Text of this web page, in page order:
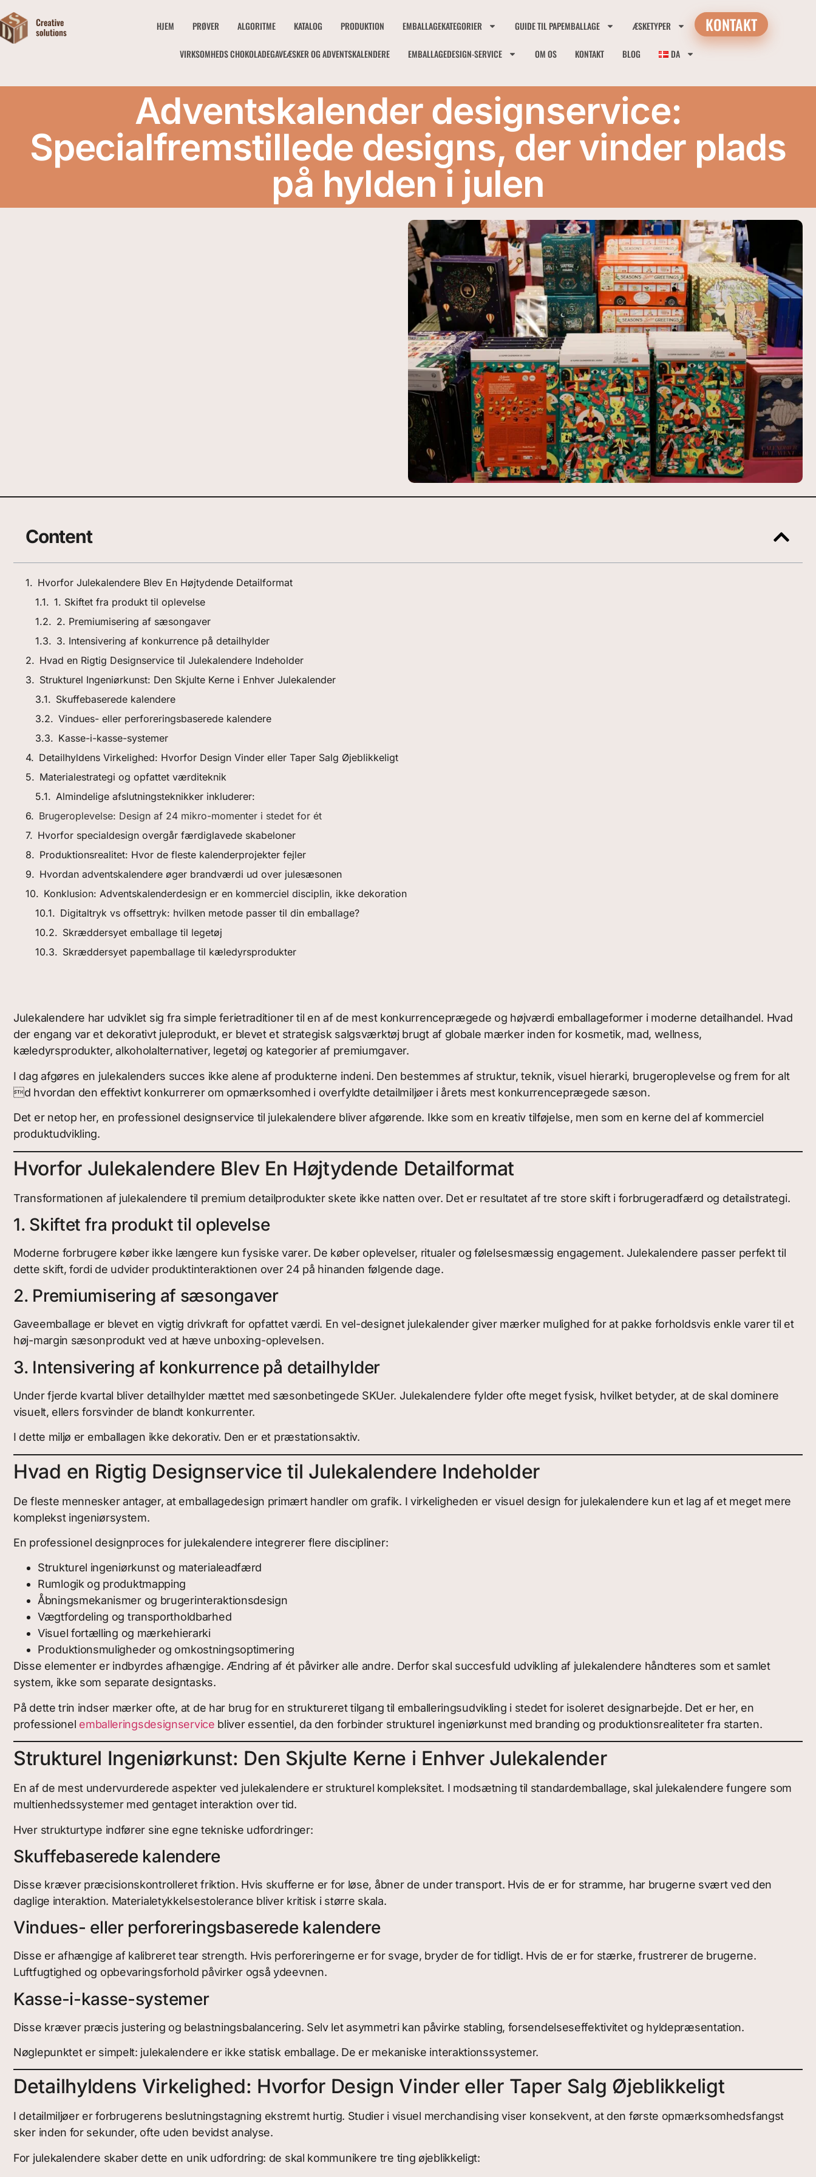
HJEM PRØVER ALGORITME KATALOG PRODUKTION EMBALLAGEKATEGORIER GUIDE TIL PAPEMBALLAGE ÆSKETYPER
VIRKSOMHEDS CHOKOLADEGAVEÆSKER OG ADVENTSKALENDERE EMBALLAGEDESIGN-SERVICE OM OS KONTAKT BLOG DA
KONTAKT
Adventskalender designservice:
Specialfremstillede designs, der vinder plads
på hylden i julen
Content
Hvorfor Julekalendere Blev En Højtydende Detailformat
1. Skiftet fra produkt til oplevelse
2. Premiumisering af sæsongaver
3. Intensivering af konkurrence på detailhylder
Hvad en Rigtig Designservice til Julekalendere Indeholder
Strukturel Ingeniørkunst: Den Skjulte Kerne i Enhver Julekalender
Skuffebaserede kalendere
Vindues- eller perforeringsbaserede kalendere
Kasse-i-kasse-systemer
Detailhyldens Virkelighed: Hvorfor Design Vinder eller Taper Salg Øjeblikkeligt
Materialestrategi og opfattet værditeknik
Almindelige afslutningsteknikker inkluderer:
Brugeroplevelse: Design af 24 mikro-momenter i stedet for ét
Hvorfor specialdesign overgår færdiglavede skabeloner
Produktionsrealitet: Hvor de fleste kalenderprojekter fejler
Hvordan adventskalendere øger brandværdi ud over julesæsonen
Konklusion: Adventskalenderdesign er en kommerciel disciplin, ikke dekoration
Digitaltryk vs offsettryk: hvilken metode passer til din emballage?
Skræddersyet emballage til legetøj
Skræddersyet papemballage til kæledyrsprodukter
Julekalendere har udviklet sig fra simple ferietraditioner til en af de mest konkurrenceprægede og højværdi emballageformer i moderne detailhandel. Hvad
der engang var et dekorativt juleprodukt, er blevet et strategisk salgsværktøj brugt af globale mærker inden for kosmetik, mad, wellness,
kæledyrsprodukter, alkoholalternativer, legetøj og kategorier af premiumgaver.
I dag afgøres en julekalenders succes ikke alene af produkterne indeni. Den bestemmes af struktur, teknik, visuel hierarki, brugeroplevelse og frem for alt
d hvordan den effektivt konkurrerer om opmærksomhed i overfyldte detailmiljøer i årets mest konkurrenceprægede sæson.
Det er netop her, en professionel designservice til julekalendere bliver afgørende. Ikke som en kreativ tilføjelse, men som en kerne del af kommerciel
produktudvikling.
Hvorfor Julekalendere Blev En Højtydende Detailformat
Transformationen af julekalendere til premium detailprodukter skete ikke natten over. Det er resultatet af tre store skift i forbrugeradfærd og detailstrategi.
1. Skiftet fra produkt til oplevelse
Moderne forbrugere køber ikke længere kun fysiske varer. De køber oplevelser, ritualer og følelsesmæssig engagement. Julekalendere passer perfekt til
dette skift, fordi de udvider produktinteraktionen over 24 på hinanden følgende dage.
2. Premiumisering af sæsongaver
Gaveemballage er blevet en vigtig drivkraft for opfattet værdi. En vel-designet julekalender giver mærker mulighed for at pakke forholdsvis enkle varer til et
høj-margin sæsonprodukt ved at hæve unboxing-oplevelsen.
3. Intensivering af konkurrence på detailhylder
Under fjerde kvartal bliver detailhylder mættet med sæsonbetingede SKUer. Julekalendere fylder ofte meget fysisk, hvilket betyder, at de skal dominere
visuelt, ellers forsvinder de blandt konkurrenter.
I dette miljø er emballagen ikke dekorativ. Den er et præstationsaktiv.
Hvad en Rigtig Designservice til Julekalendere Indeholder
De fleste mennesker antager, at emballagedesign primært handler om grafik. I virkeligheden er visuel design for julekalendere kun et lag af et meget mere
komplekst ingeniørsystem.
En professionel designproces for julekalendere integrerer flere discipliner:
Strukturel ingeniørkunst og materialeadfærd
Rumlogik og produktmapping
Åbningsmekanismer og brugerinteraktionsdesign
Vægtfordeling og transportholdbarhed
Visuel fortælling og mærkehierarki
Produktionsmuligheder og omkostningsoptimering
Disse elementer er indbyrdes afhængige. Ændring af ét påvirker alle andre. Derfor skal succesfuld udvikling af julekalendere håndteres som et samlet
system, ikke som separate designtasks.
På dette trin indser mærker ofte, at de har brug for en struktureret tilgang til emballeringsudvikling i stedet for isoleret designarbejde. Det er her, en
professionel emballeringsdesignservice bliver essentiel, da den forbinder strukturel ingeniørkunst med branding og produktionsrealiteter fra starten.
Strukturel Ingeniørkunst: Den Skjulte Kerne i Enhver Julekalender
En af de mest undervurderede aspekter ved julekalendere er strukturel kompleksitet. I modsætning til standardemballage, skal julekalendere fungere som
multienhedssystemer med gentaget interaktion over tid.
Hver strukturtype indfører sine egne tekniske udfordringer:
Skuffebaserede kalendere
Disse kræver præcisionskontrolleret friktion. Hvis skufferne er for løse, åbner de under transport. Hvis de er for stramme, har brugerne svært ved den
daglige interaktion. Materialetykkelsestolerance bliver kritisk i større skala.
Vindues- eller perforeringsbaserede kalendere
Disse er afhængige af kalibreret tear strength. Hvis perforeringerne er for svage, bryder de for tidligt. Hvis de er for stærke, frustrerer de brugerne.
Luftfugtighed og opbevaringsforhold påvirker også ydeevnen.
Kasse-i-kasse-systemer
Disse kræver præcis justering og belastningsbalancering. Selv let asymmetri kan påvirke stabling, forsendelseseffektivitet og hyldepræsentation.
Nøglepunktet er simpelt: julekalendere er ikke statisk emballage. De er mekaniske interaktionssystemer.
Detailhyldens Virkelighed: Hvorfor Design Vinder eller Taper Salg Øjeblikkeligt
I detailmiljøer er forbrugerens beslutningstagning ekstremt hurtig. Studier i visuel merchandising viser konsekvent, at den første opmærksomhedsfangst
sker inden for sekunder, ofte uden bevidst analyse.
For julekalendere skaber dette en unik udfordring: de skal kommunikere tre ting øjeblikkeligt: